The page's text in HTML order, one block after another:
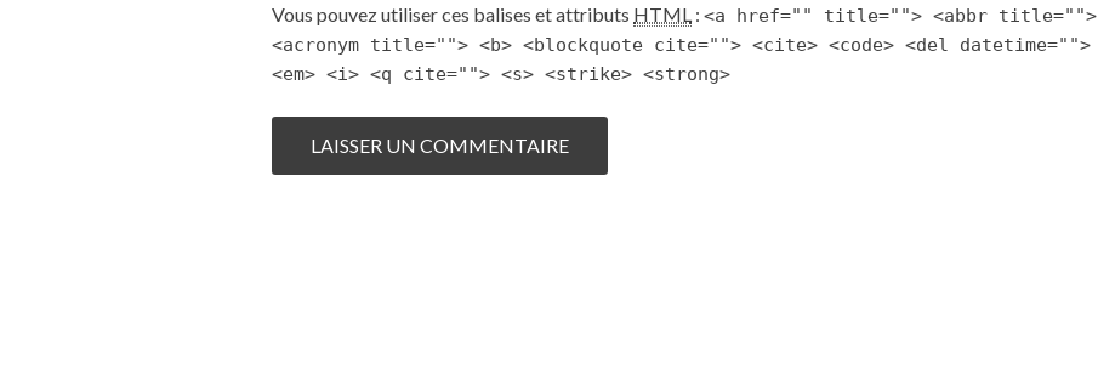
Vous pouvez utiliser ces balises et attributs HTML : <a href="" title=""> <abbr title="">
<acronym title=""> <b> <blockquote cite=""> <cite> <code> <del datetime="">
<em> <i> <q cite=""> <s> <strike> <strong>